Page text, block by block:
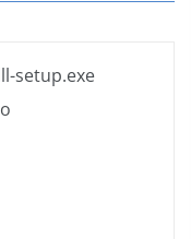
setup.exe